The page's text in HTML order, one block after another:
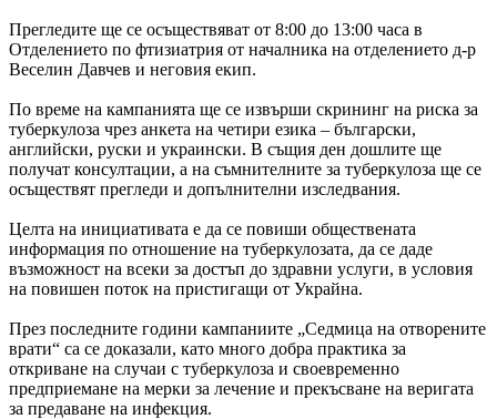
Прегледите ще се осъществяват от 8:00 до 13:00 часа в
Отделението по фтизиатрия от началника на отделението д-р
Веселин Давчев и неговия екип.
По време на кампанията ще се извърши скрининг на риска за
туберкулоза чрез анкета на четири езика – български,
английски, руски и украински. В същия ден дошлите ще
получат консултации, а на съмнителните за туберкулоза ще се
осъществят прегледи и допълнителни изследвания.
Целта на инициативата е да се повиши обществената
информация по отношение на туберкулозата, да се даде
възможност на всеки за достъп до здравни услуги, в условия
на повишен поток на пристигащи от Украйна.
През последните години кампаниите „Седмица на отворените
врати“ са се доказали, като много добра практика за
откриване на случаи с туберкулоза и своевременно
предприемане на мерки за лечение и прекъсване на веригата
за предаване на инфекция.